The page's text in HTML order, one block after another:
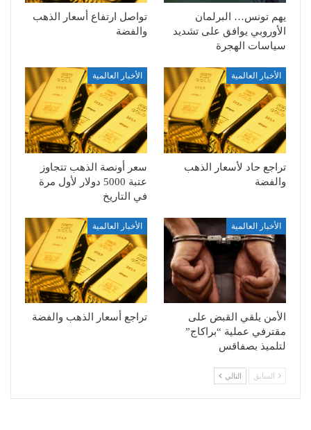
يهم تونس… البرلمان
الأوروبي يوافق على تشديد
سياسات الهجرة
تواصل ارتفاع أسعار الذهب
والفضة
الأخبار العالمية
تراجع حاد لأسعار الذهب
والفضة
الأخبار العالمية
سعر أونصة الذهب تتجاوز
عتبة 5000 دولار لأول مرة
في التاريخ
الأخبار العالمية
الأمن يلقي القبض على
مقترفي عملية “براكاج”
لتلميذ بصفاقس
الأخبار العالمية
تراجع أسعار الذهب والفضة
السابق التالي